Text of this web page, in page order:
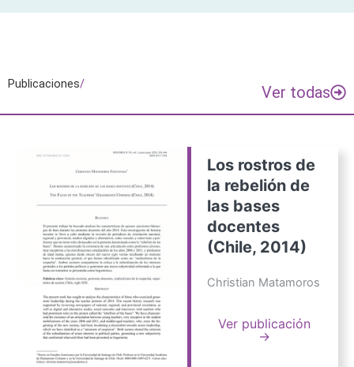
Publicaciones/ Ver todas
Los rostros de
la rebelión de
las bases
docentes
(Chile, 2014)
Christian Matamoros
Ver publicación
→